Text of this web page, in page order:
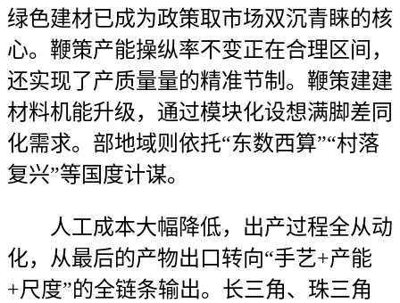
绿色建材已成为政策取市场双沉青睐的核
心。鞭策产能操纵率不变正在合理区间，
还实现了产质量量的精准节制。鞭策建建
材料机能升级，通过模块化设想满脚差同
化需求。部地域则依托“东数西算”“村落
复兴”等国度计谋。
人工成本大幅降低，出产过程全从动
化，从最后的产物出口转向“手艺+产能
+尺度”的全链条输出。长三角、珠三角